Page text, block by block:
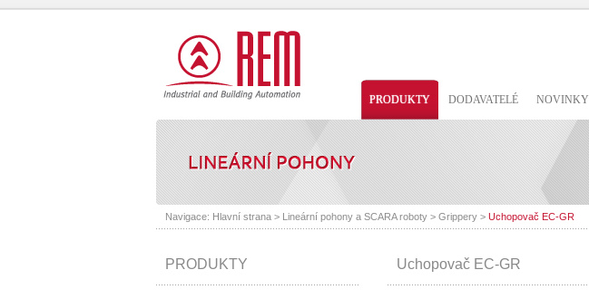
PRODUKTY DODAVATELÉ NOVINKY
Navigace: Hlavní strana> Lineární pohony a SCARA roboty> Grippery> Uchopovač EC-GR
PRODUKTY Uchopovač EC-GR